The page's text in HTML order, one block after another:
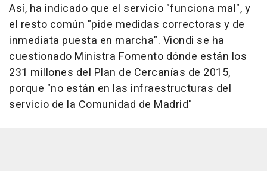
Así, ha indicado que el servicio "funciona mal", y
el resto común "pide medidas correctoras y de
inmediata puesta en marcha". Viondi se ha
cuestionado Ministra Fomento dónde están los
231 millones del Plan de Cercanías de 2015,
porque "no están en las infraestructuras del
servicio de la Comunidad de Madrid"